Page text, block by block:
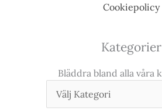
Cookiepolicy
Kategorier
Bläddra bland alla våra